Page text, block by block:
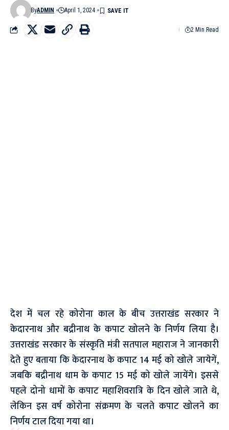
ByADMIN April 1, 2024
2 Min Read
देश में चल रहे कोरोना काल के बीच उत्तराखंड सरकार ने
केदारनाथ और बद्रीनाथ के कपाट खोलने के निर्णय लिया है।
उत्तराखंड सरकार के संस्कृति मंत्री सतपाल महाराज ने जानकारी
देते हुए बताया कि केदारनाथ के कपाट 14 मई को खोले जायेगें,
जबकि बद्रीनाथ धाम के कपाट 15 मई को खोले जायेंगे। इससे
पहले दोनो धामों के कपाट महाशिवरात्रि के दिन खोले जाते थे,
लेकिन इस वर्ष कोरोना संक्रमण के चलते कपाट खोलने का
निर्णय टाल दिया गया था।